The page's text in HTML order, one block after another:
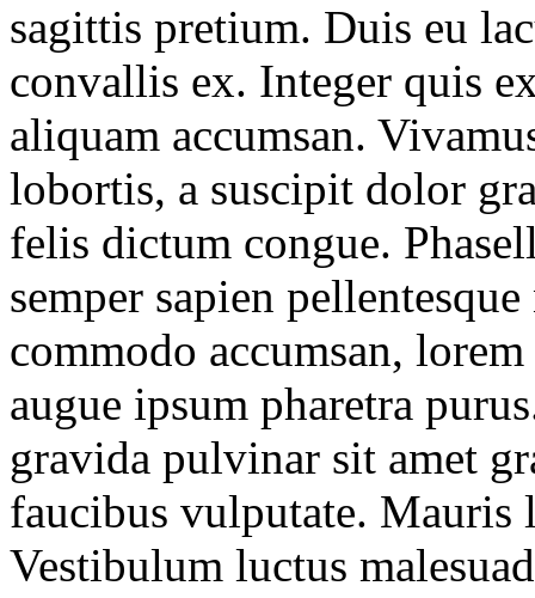
sagittis pretium. Duis eu
convallis ex. Integer quis
aliquam accumsan.
lobortis, a suscipit dolor
felis dictum congue.
semper sapien
commodo accumsan,
augue ipsum pharetra
gravida pulvinar sit amet
faucibus vulputate.
Vestibulum luctus